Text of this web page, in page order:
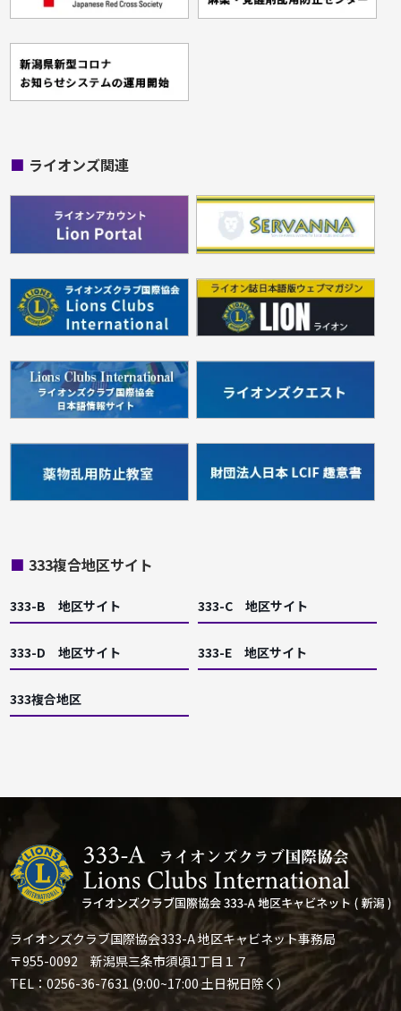
■ ライオンズ関連
■ 333複合地区サイト
333-B 地区サイト 333-C 地区サイト
333-D 地区サイト 333-E 地区サイト
333複合地区
ライオンズクラブ国際協会333-A 地区キャビネット事務局
〒955-0092 新潟県三条市須頃1丁目１７
TEL：0256-36-7631 (9:00~17:00 土日祝日除く）